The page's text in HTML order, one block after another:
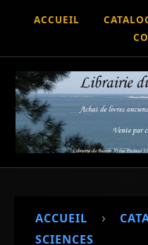
ACCUEIL
ACCUEIL ›
SCIENCES